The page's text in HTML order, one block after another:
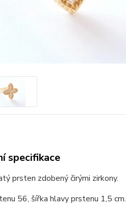
specifikace
prsten zdobený čirými zirkony.
56, šířka hlavy prstenu 1,5 cm.